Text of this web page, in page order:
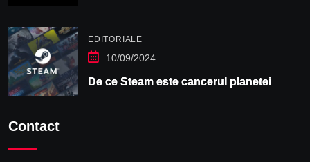
EDITORIALE
10/09/2024
De ce Steam este cancerul planetei
Contact